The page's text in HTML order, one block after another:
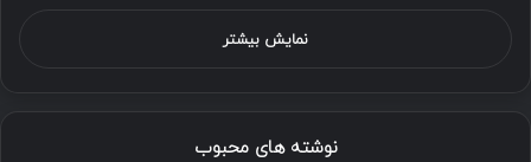
نمایش بیشتر
نوشته های محبوب